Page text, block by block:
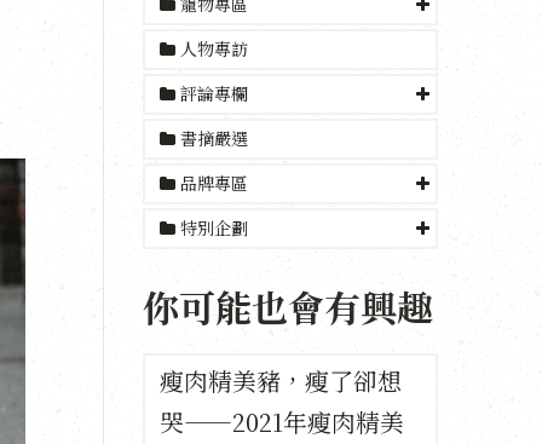
人物專訪
評論專欄
書摘嚴選
品牌專區
特別企劃
你可能也會有興趣
瘦肉精美豬，瘦了卻想
哭——2021年瘦肉精美